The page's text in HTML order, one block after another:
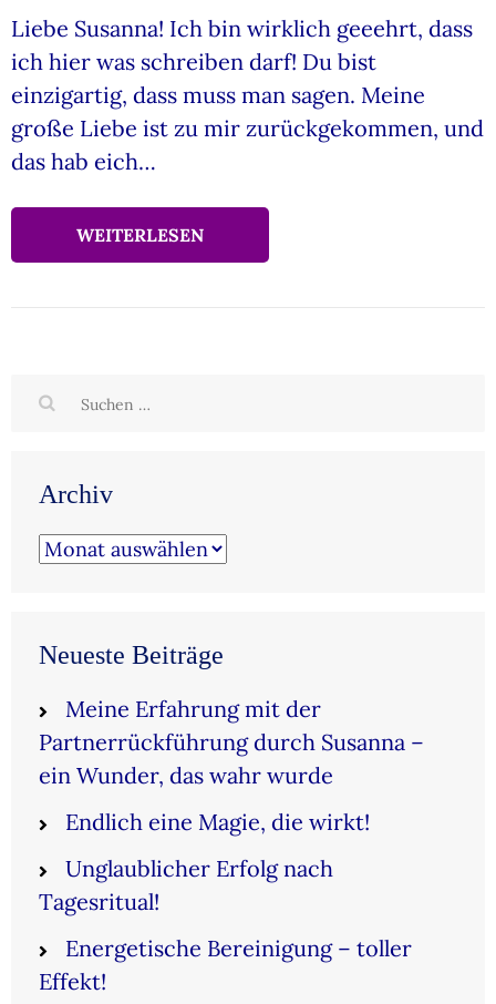
Liebe Susanna! Ich bin wirklich geeehrt, dass
ich hier was schreiben darf! Du bist
einzigartig, dass muss man sagen. Meine
große Liebe ist zu mir zurückgekommen, und
das hab eich…
WEITERLESEN
Suchen
Archiv
Archiv
Neueste Beiträge
Meine Erfahrung mit der
Partnerrückführung durch Susanna –
ein Wunder, das wahr wurde
Endlich eine Magie, die wirkt!
Unglaublicher Erfolg nach
Tagesritual!
Energetische Bereinigung – toller
Effekt!